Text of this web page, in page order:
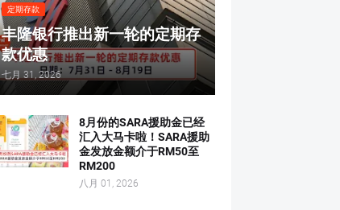
定期存款
丰隆银行推出新一轮的定期存
款优惠
七月 31, 2026
8月份的SARA援助金已经
汇入大马卡啦！SARA援助
金发放金额介于RM50至
RM200
八月 01, 2026